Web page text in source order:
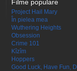
Filme populare
Project Hail Mary
În pielea mea
Wuthering Heights
Obsession
Crime 101
Kîzîm
Hoppers
Good Luck, Have Fun,